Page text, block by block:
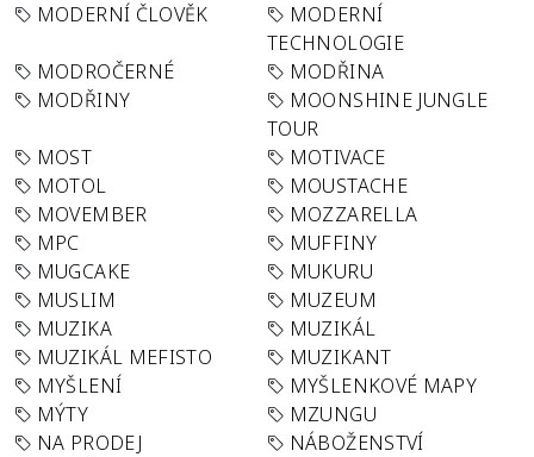
MODERNÍ ČLOVĚK
MODERNÍ
TECHNOLOGIE
MODROČERNÉ
MODŘINA
MODŘINY
MOONSHINE JUNGLE
TOUR
MOST
MOTIVACE
MOTOL
MOUSTACHE
MOVEMBER
MOZZARELLA
MPC
MUFFINY
MUGCAKE
MUKURU
MUSLIM
MUZEUM
MUZIKA
MUZIKÁL
MUZIKÁL MEFISTO
MUZIKANT
MYŠLENÍ
MYŠLENKOVÉ MAPY
MÝTY
MZUNGU
NA PRODEJ
NÁBOŽENSTVÍ